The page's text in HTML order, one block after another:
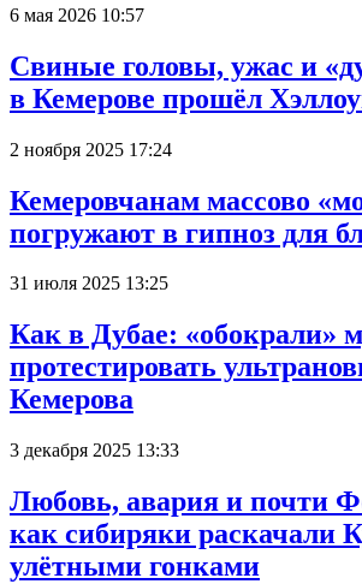
6 мая 2026 10:57
Свиные головы, ужас и
в Кемерове прошёл
2 ноября 2025 17:24
Кемеровчанам массово
погружают в гипноз для
31 июля 2025 13:25
Как в Дубае: «обокрали»
протестировать
Кемерова
3 декабря 2025 13:33
Любовь, авария и почти
как сибиряки раскачали
улётными гонками